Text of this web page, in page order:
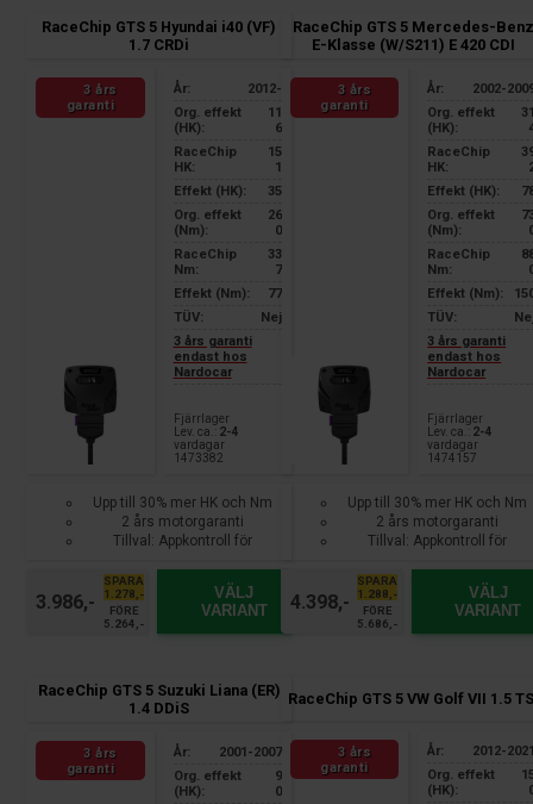
RaceChip GTS 5 Hyundai i40 (VF)
1.7 CRDi
3 års
garanti
År:
2012-
Org. effekt
(HK):
11
6
RaceChip
HK:
15
1
Effekt (HK):
35
Org. effekt
(Nm):
26
0
RaceChip
Nm:
33
7
Effekt (Nm):
77
TÜV:
Nej
3 års garanti
endast hos
Nardocar
Fjärrlager
Lev. ca.: 2-4
vardagar
1473382
Upp till 30% mer HK och Nm
2 års motorgaranti
Tillval: Appkontroll för
3.986,-
SPARA
1.278,-
FÖRE
5.264,-
VÄLJ
VARIANT
RaceChip GTS 5 Mercedes-Benz
E-Klasse (W/S211) E 420 CDI
3 års
garanti
År:
2002-
Org. effekt
(HK):
RaceChip
HK:
Effekt (HK):
Org. effekt
(Nm):
RaceChip
Nm:
Effekt (Nm):
TÜV:
3 års garanti
endast hos
Nardocar
Fjärrlager
Lev. ca.: 2-4
vardagar
1474157
Upp till 30% mer HK och Nm
2 års motorgaranti
Tillval: Appkontroll för
4.398,-
SPARA
1.288,-
FÖRE
5.686,-
VÄLJ
VARIANT
RaceChip GTS 5 Suzuki Liana (ER)
1.4 DDiS
3 års
garanti
År:
2001-2007
Org. effekt
(HK):
9
0
RaceChip GTS 5 VW Golf VII 1.5
3 års
garanti
År:
2012-
Org. effekt
(HK):